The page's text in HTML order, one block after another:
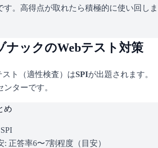
す。高得点が取れたら積極的に使い回しま
ナックのWebテスト対策
スト（適性検査）はSPIが出題されます。
ターです。
め
SPI
: 正答率6〜7割程度（目安）